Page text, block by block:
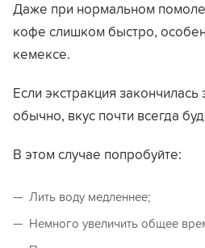
Даже при нормальном
кофе слишком быстро,
кемексе.
Если экстракция
обычно, вкус почти всегда
В этом случае попробуйте:
Лить воду медленнее;
Немного увеличить общее